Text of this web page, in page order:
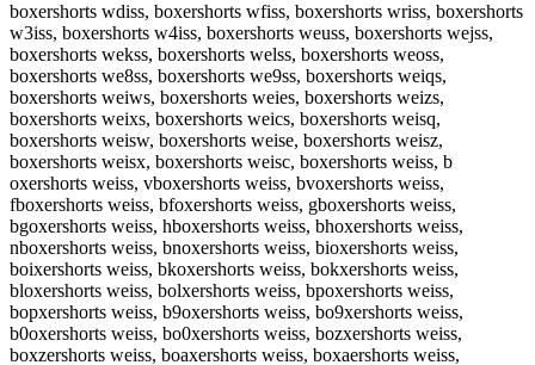
boxershorts wdiss, boxershorts wfiss, boxershorts wriss, boxershorts
w3iss, boxershorts w4iss, boxershorts weuss, boxershorts wejss,
boxershorts wekss, boxershorts welss, boxershorts weoss,
boxershorts we8ss, boxershorts we9ss, boxershorts weiqs,
boxershorts weiws, boxershorts weies, boxershorts weizs,
boxershorts weixs, boxershorts weics, boxershorts weisq,
boxershorts weisw, boxershorts weise, boxershorts weisz,
boxershorts weisx, boxershorts weisc, boxershorts weiss, b
oxershorts weiss, vboxershorts weiss, bvoxershorts weiss,
fboxershorts weiss, bfoxershorts weiss, gboxershorts weiss,
bgoxershorts weiss, hboxershorts weiss, bhoxershorts weiss,
nboxershorts weiss, bnoxershorts weiss, bioxershorts weiss,
boixershorts weiss, bkoxershorts weiss, bokxershorts weiss,
bloxershorts weiss, bolxershorts weiss, bpoxershorts weiss,
bopxershorts weiss, b9oxershorts weiss, bo9xershorts weiss,
b0oxershorts weiss, bo0xershorts weiss, bozxershorts weiss,
boxzershorts weiss, boaxershorts weiss, boxaershorts weiss,